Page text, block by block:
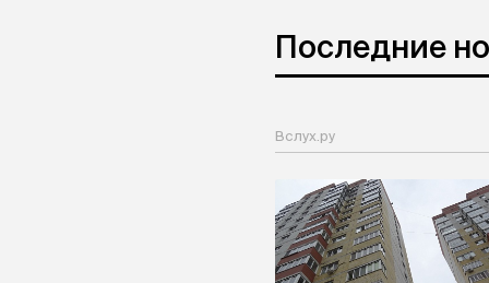
Последние
Вслух.ру